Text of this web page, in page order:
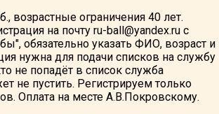
возрастные ограничения 40 лет.
на почту ru-ball@yandex.ru с
обязательно указать ФИО, возраст и
нужна для подачи списков на службу
не попадёт в список служба
не пустить. Регистрируем только
Оплата на месте А.В.Покровскому.